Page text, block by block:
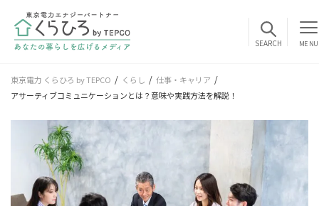
MENU
東京電力 くらひろ by TEPCO くらし
仕事・キャリア
アサーティブコミュニケーションとは？意味や実践方法を解説！